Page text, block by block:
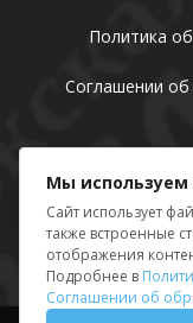
Политика
Соглашении
Мы
Сайт использует
также встроенные
отображения
Подробнее в
Соглашении об